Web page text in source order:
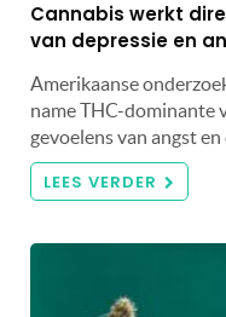
Cannabis werkt
van depressie en
Amerikaanse
name THC-dominante
gevoelens van angst
LEES VERDER